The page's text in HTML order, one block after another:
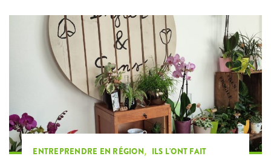
ENTREPRENDRE EN RÉGION, ILS L'ONT FAIT